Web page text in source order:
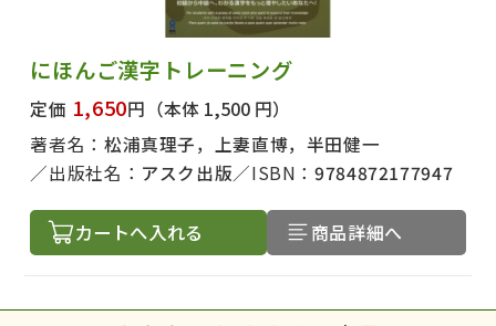
にほんご漢字トレーニング
定価 1,650円 （本体 1,500 円）
著者名： 松浦真理子，上妻直博，半田健一
出版社名： アスク出版 ISBN：9784872177947
カートへ入れる 商品詳細へ